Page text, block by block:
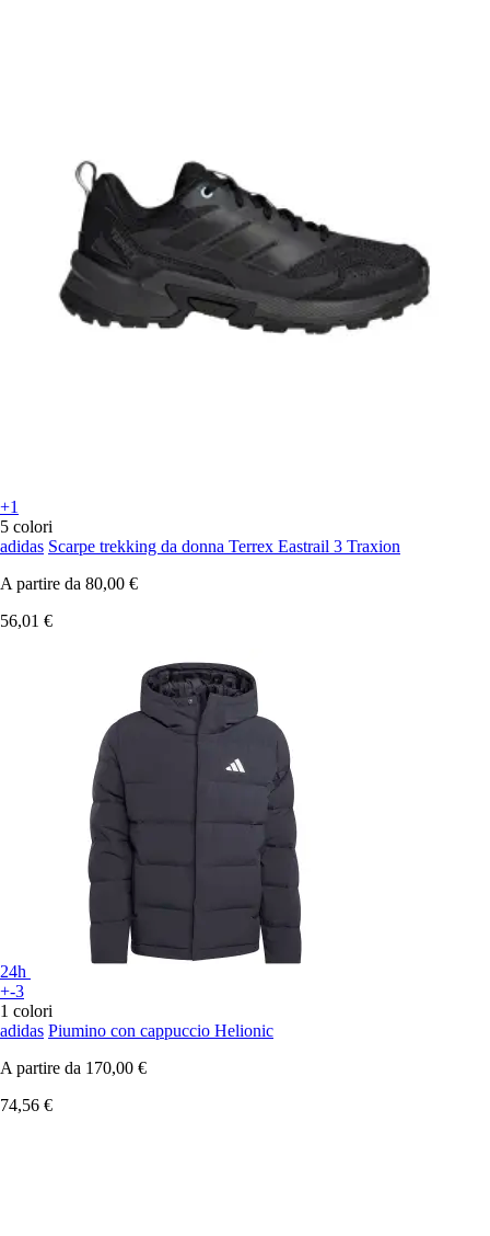
+1
5 colori
adidas Scarpe trekking da donna Terrex Eastrail 3 Traxion
A partire da 80,00 €
56,01 €
24h
+-3
1 colori
adidas Piumino con cappuccio Helionic
A partire da 170,00 €
74,56 €